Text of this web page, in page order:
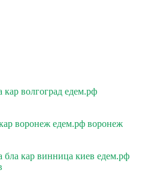
кар волгоград едем.рф
воронеж едем.рф воронеж
бла кар винница киев едем.рф